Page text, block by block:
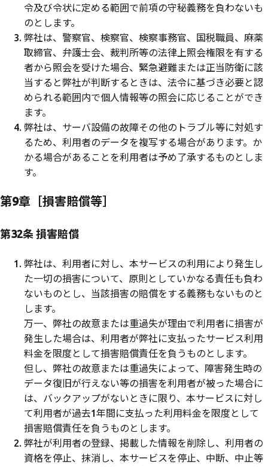
令及び令状に定める範囲で前項の守秘義務を負わないも
のとします。
弊社は、警察官、検察官、検察事務官、国税職員、麻薬
取締官、弁護士会、裁判所等の法律上照会権限を有する
者から照会を受けた場合、緊急避難または正当防衛に該
当すると弊社が判断するときは、法令に基づき必要と認
められる範囲内で個人情報等の照会に応じることができ
ます。
弊社は、サーバ設備の故障その他のトラブル等に対処す
るため、利用者のデータを複写する場合があります。か
かる場合があることを利用者は予め了承するものとしま
す。
第9章［損害賠償等］
第32条 損害賠償
弊社は、利用者に対し、本サービスの利用により発生し
た一切の損害について、原則としていかなる責任も負わ
ないものとし、当該損害の賠償をする義務もないものと
します。
万一、弊社の故意または重過失が理由で利用者に損害が
発生した場合は、利用者が弊社に支払ったサービス利用
料金を限度として損害賠償責任を負うものとします。
但し、弊社の故意または重過失によって、障害発生時の
データ復旧が行えない等の損害を利用者が被った場合に
は、バックアップがないときに限り、本サービスに対し
て利用者が過去1年間に支払った利用料金を限度として
損害賠償責任を負うものとします。
弊社が利用者の登録、掲載した情報を削除し、利用者の
資格を停止、抹消し、本サービスを停止、中断、中止等